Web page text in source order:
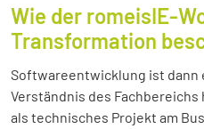
Wie der romeisIE-
Transformation
Softwareentwicklung ist dann
Verständnis des
als technisches Projekt am